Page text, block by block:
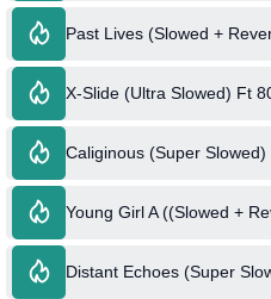
Past Lives (Slowed +
X-Slide (Ultra Slowed) Ft
Caliginous (Super Slowed)
Young Girl A ((Slowed +
Distant Echoes (Super